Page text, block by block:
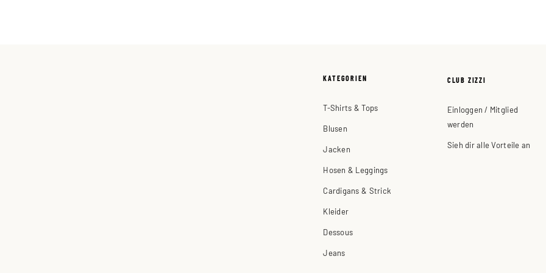
KATEGORIEN
T-Shirts & Tops
Blusen
Jacken
Hosen & Leggings
Cardigans & Strick
Kleider
Dessous
Jeans
CLUB ZIZZI
Einloggen / Mitglied
werden
Sieh dir alle Vorteile an